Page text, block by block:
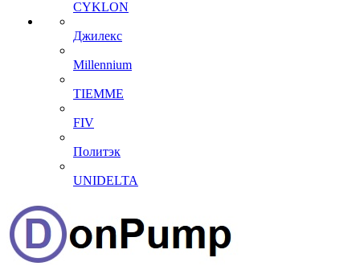
CYKLON
Джилекс
Millennium
TIEMME
FIV
Политэк
UNIDELTA